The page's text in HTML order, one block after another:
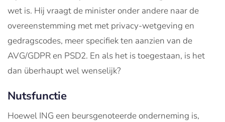
wet is. Hij vraagt de minister onder andere naar de
overeenstemming met met privacy-wetgeving en
gedragscodes, meer specifiek ten aanzien van de
AVG/GDPR en PSD2. En als het is toegestaan, is het
dan überhaupt wel wenselijk?
Nutsfunctie
Hoewel ING een beursgenoteerde onderneming is,